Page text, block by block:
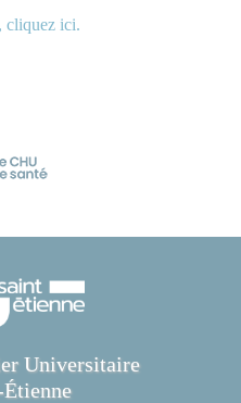
cliquez ici.
Universitaire